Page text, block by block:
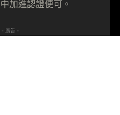
加進認證便可。
- 廣告 -